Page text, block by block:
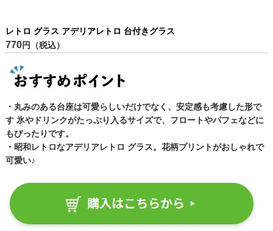
レトロ グラス アデリアレトロ 台付きグラス
770円（税込）
・丸みのある台座は可愛らしいだけでなく、安定感も考慮した形で
す 氷やドリンクがたっぷり入るサイズで、フロートやパフェなどに
もぴったりです。
・昭和レトロなアデリアレトロ グラス。花柄プリントがおしゃれで
可愛い♪